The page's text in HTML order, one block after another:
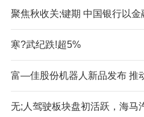
聚焦秋收关;键期 中国银行以
寒?武纪跌!超5%
富—佳股份机器人新品发布 推
无;人驾驶板块盘初活跃，海马